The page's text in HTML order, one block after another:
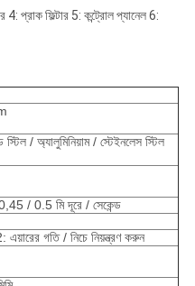
4: প্রাক ফিল্টার 5: কন্ট্রোল প্যানেল 6:
স্টিল / অ্যালুমিনিয়াম / স্টেইনলেস স্টিল
/ 0.5 মি দূরে / সেকেন্ড
গতি / নিচে নিয়ন্ত্রণ করুন